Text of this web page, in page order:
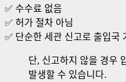
✅ 수수료 없음
✅ 허가 절차 아님
✅ 단순한 세관 신고로 출입국
단, 신고하지 않을 경우
발생할 수 있습니다.